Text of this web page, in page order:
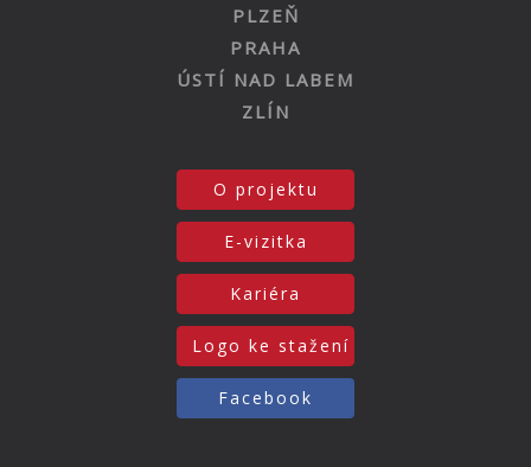
PLZEŇ
PRAHA
ÚSTÍ NAD LABEM
ZLÍN
O projektu
E-vizitka
Kariéra
Logo ke stažení
Facebook